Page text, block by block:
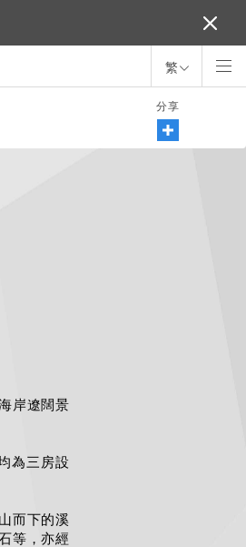
繁
分享
岸遼闊景
為三房設
而下的溪
等，亦經